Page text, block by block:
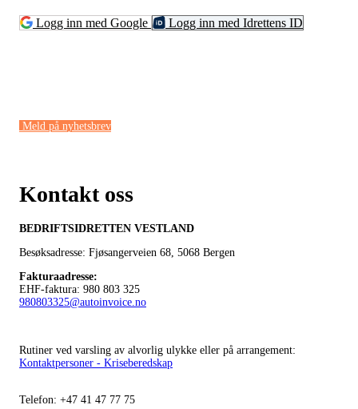
Logg inn med Google Logg inn med Idrettens ID
Meld på nyhetsbrev
Kontakt oss
BEDRIFTSIDRETTEN VESTLAND
Besøksadresse: Fjøsangerveien 68, 5068 Bergen
Fakturaadresse:
EHF-faktura: 980 803 325
980803325@autoinvoice.no
Rutiner ved varsling av alvorlig ulykke eller på arrangement:
Kontaktpersoner - Kriseberedskap
Telefon: +47 41 47 77 75